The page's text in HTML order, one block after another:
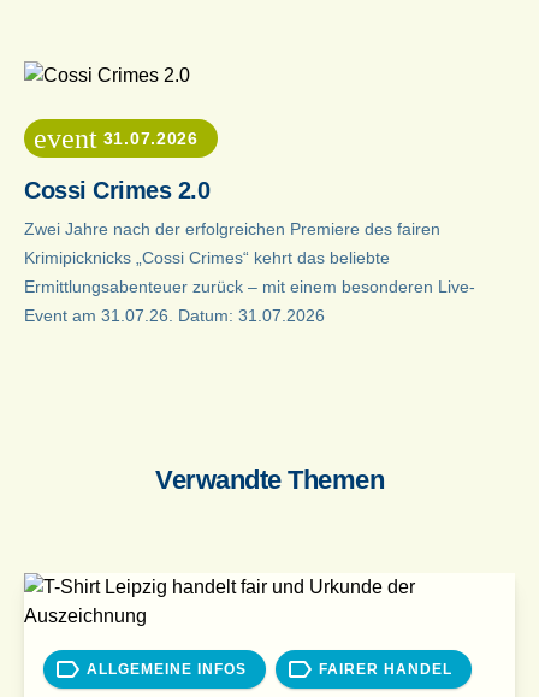
event 31.07.2026
Cossi Crimes 2.0
Zwei Jahre nach der erfolgreichen Premiere des fairen
Krimipicknicks „Cossi Crimes“ kehrt das beliebte
Ermittlungsabenteuer zurück – mit einem besonderen Live-
Event am 31.07.26. Datum: 31.07.2026
Verwandte Themen
ALLGEMEINE INFOS FAIRER HANDEL